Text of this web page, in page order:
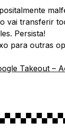
vai transferir
Persista!
para outras
Takeout –